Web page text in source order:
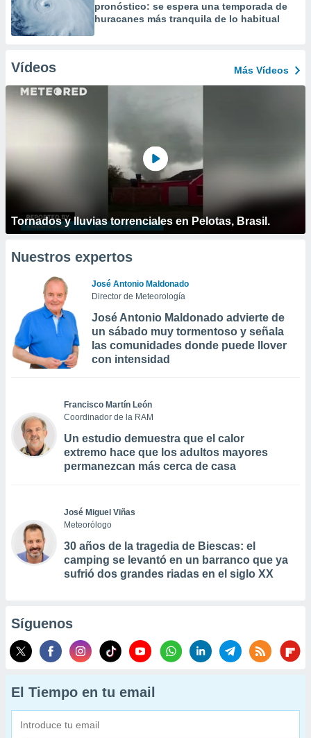
pronóstico: se espera una temporada de
huracanes más tranquila de lo habitual
Vídeos Más Vídeos
Tornados y lluvias torrenciales en Pelotas, Brasil.
Nuestros expertos
José Antonio Maldonado
Director de Meteorología
José Antonio Maldonado advierte de
un sábado muy tormentoso y señala
las comunidades donde puede llover
con intensidad
Francisco Martín León
Coordinador de la RAM
Un estudio demuestra que el calor
extremo hace que los adultos mayores
permanezcan más cerca de casa
José Miguel Viñas
Meteorólogo
30 años de la tragedia de Biescas: el
camping se levantó en un barranco que ya
sufrió dos grandes riadas en el siglo XX
Síguenos
El Tiempo en tu email